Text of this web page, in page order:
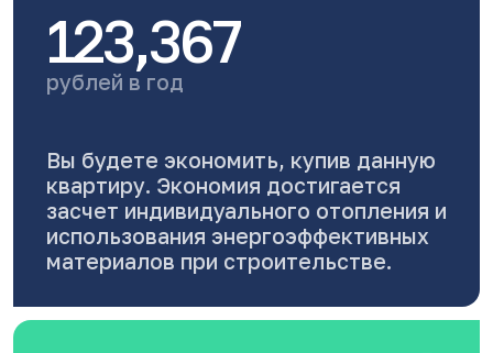
123,367
рублей в год
Вы будете экономить, купив данную
квартиру. Экономия достигается
засчет индивидуального отопления и
использования энергоэффективных
материалов при строительстве.